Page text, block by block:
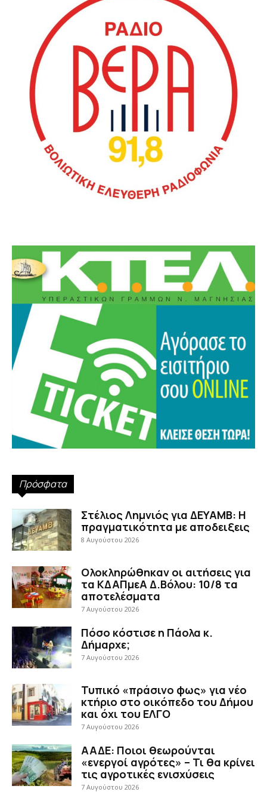
Πρόσφατα
Στέλιος Λημνιός για ΔΕΥΑΜΒ: Η
πραγματικότητα με αποδειξεις
8 Αυγούστου 2026
Ολοκληρώθηκαν οι αιτήσεις για
τα ΚΔΑΠμεΑ Δ.Βόλου: 10/8 τα
αποτελέσματα
7 Αυγούστου 2026
Πόσο κόστισε η Πάολα κ.
Δήμαρχε;
7 Αυγούστου 2026
Τυπικό «πράσινο φως» για νέο
κτήριο στο οικόπεδο του Δήμου
και όχι του ΕΛΓΟ
7 Αυγούστου 2026
ΑΑΔΕ: Ποιοι θεωρούνται
«ενεργοί αγρότες» – Τι θα κρίνει
τις αγροτικές ενισχύσεις
7 Αυγούστου 2026